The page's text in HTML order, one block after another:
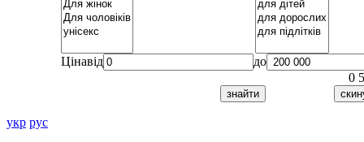
Цінавід
до
0
укр рус